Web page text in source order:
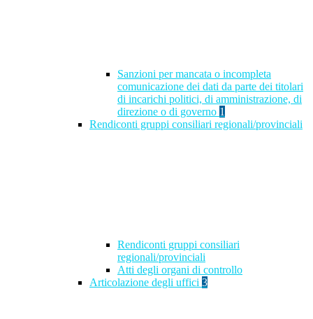
Sanzioni per mancata o incompleta
comunicazione dei dati da parte dei titolari
di incarichi politici, di amministrazione, di
direzione o di governo 1
Rendiconti gruppi consiliari regionali/provinciali
Rendiconti gruppi consiliari
regionali/provinciali
Atti degli organi di controllo
Articolazione degli uffici 3